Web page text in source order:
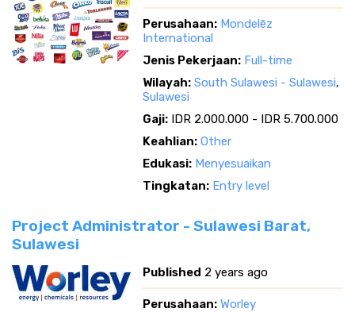
Perusahaan: Mondelēz
International
Jenis Pekerjaan: Full-time
Wilayah: South Sulawesi - Sulawesi,
Sulawesi
Gaji: IDR 2.000.000 - IDR 5.700.000
Keahlian: Other
Edukasi: Menyesuaikan
Tingkatan: Entry level
Project Administrator - Sulawesi Barat,
Sulawesi
Published 2 years ago
Perusahaan: Worley